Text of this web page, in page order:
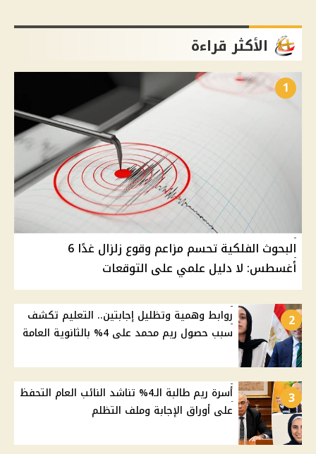
الأكثر قراءة
1
البحوث الفلكية تحسم مزاعم وقوع زلزال غدًا 6
أغسطس: لا دليل علمي على التوقعات
2
روابط وهمية وتظليل إجابتين.. التعليم تكشف
سبب حصول ريم محمد على 4% بالثانوية العامة
3
أسرة ريم طالبة الـ4% تناشد النائب العام التحفظ
على أوراق الإجابة وملف التظلم